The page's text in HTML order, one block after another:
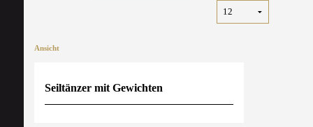
Ansicht
Seiltänzer mit Gewichten